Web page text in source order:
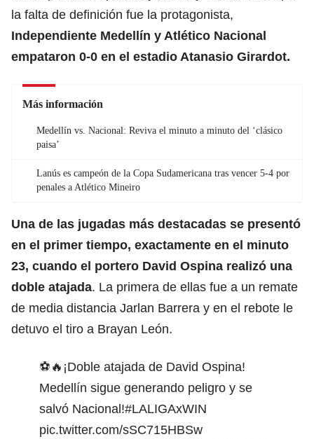
la falta de definición fue la protagonista,
Independiente Medellín y Atlético Nacional
empataron 0-0 en el estadio Atanasio Girardot.
Más información
Medellín vs. Nacional: Reviva el minuto a minuto del ‘clásico
paisa’
Lanús es campeón de la Copa Sudamericana tras vencer 5-4 por
penales a Atlético Mineiro
Una de las jugadas más destacadas se presentó
en el primer tiempo, exactamente en el minuto
23, cuando el portero David Ospina realizó una
doble atajada. La primera de ellas fue a un remate
de media distancia Jarlan Barrera y en el rebote le
detuvo el tiro a Brayan León.
⚽🔥¡Doble atajada de David Ospina!
Medellín sigue generando peligro y se
salvó Nacional!#LALIGAxWIN
pic.twitter.com/sSC715HBSw